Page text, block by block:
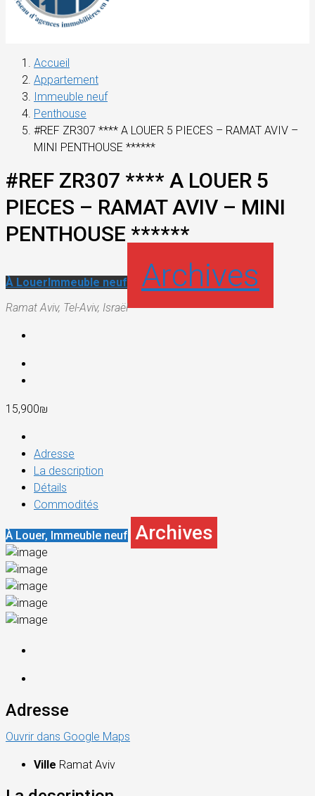
Accueil
Appartement
Immeuble neuf
Penthouse
#REF ZR307 **** A LOUER 5 PIECES – RAMAT AVIV –
MINI PENTHOUSE ******
#REF ZR307 **** A LOUER 5
PIECES – RAMAT AVIV – MINI
PENTHOUSE ******
À LouerImmeuble neuf Archives
Ramat Aviv, Tel-Aviv, Israël
15,900₪
Adresse
La description
Détails
Commodités
À Louer, Immeuble neuf Archives
Adresse
Ouvrir dans Google Maps
Ville Ramat Aviv